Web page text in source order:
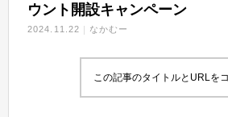
ウント開設キャンペーン
2024.11.22 なかむー
この記事のタイトルとURLを